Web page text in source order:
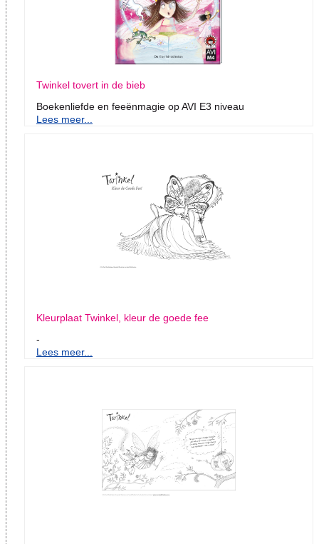
Twinkel tovert in de bieb
Boekenliefde en feeënmagie op AVI E3 niveau
Lees meer...
Kleurplaat Twinkel, kleur de goede fee
-
Lees meer...